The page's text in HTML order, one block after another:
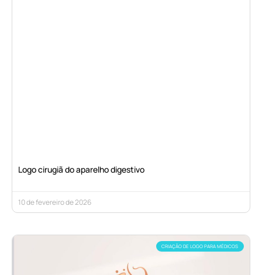
Logo cirugiã do aparelho digestivo
10 de fevereiro de 2026
CRIAÇÃO DE LOGO PARA MÉDICOS